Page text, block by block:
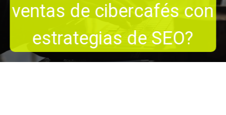
ventas de cibercafés con
estrategias de SEO?